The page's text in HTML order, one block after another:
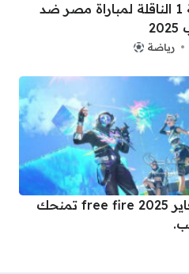
تردد قناة أبوظبي الرياضية 1 الناقلة لمباراة مصر ضد
رياضة
فرصة ذهبية.. أكواد فري فاير 2025 free fire تمنحك